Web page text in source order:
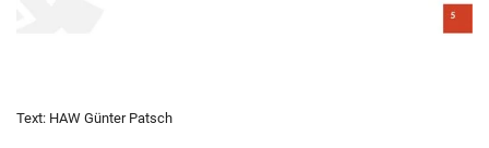
Text: HAW Günter Patsch